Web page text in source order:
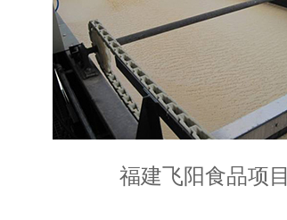
福建飞阳食品项目